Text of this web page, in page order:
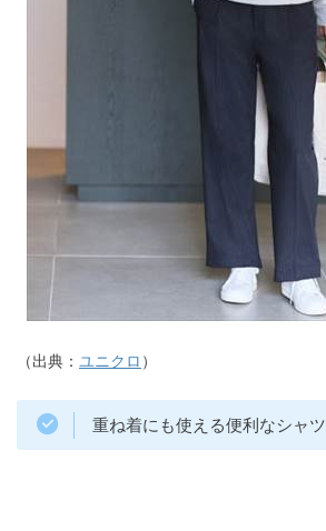
（出典： ユニクロ ）
重ね着にも使える便利なシャツ